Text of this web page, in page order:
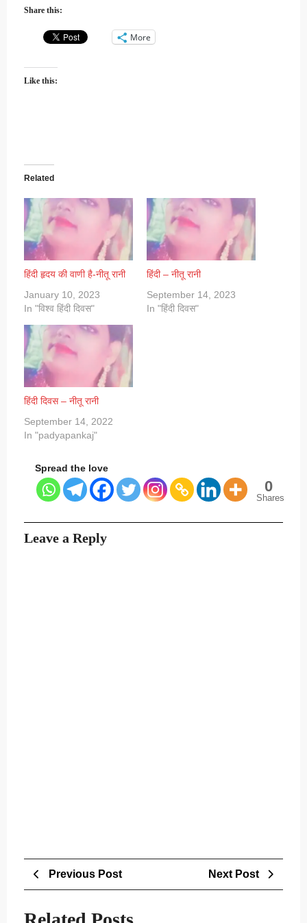
Share this:
More
Like this:
Related
हिंदी हृदय की वाणी है-नीतू रानी
January 10, 2023
In "विश्व हिंदी दिवस"
हिंदी – नीतू रानी
September 14, 2023
In "हिंदी दिवस"
हिंदी दिवस – नीतू रानी
September 14, 2022
In "padyapankaj"
Spread the love
0
Shares
Leave a Reply
Post
navigation
Previous PostPrevious
Next Post